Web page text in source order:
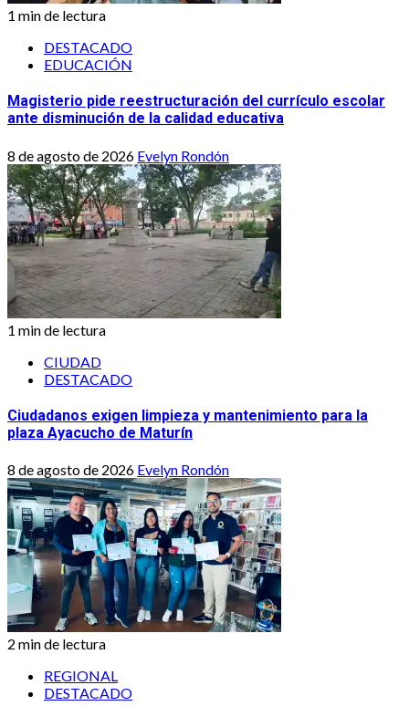
1 min de lectura
DESTACADO
EDUCACIÓN
Magisterio pide reestructuración del currículo escolar
ante disminución de la calidad educativa
8 de agosto de 2026 Evelyn Rondón
1 min de lectura
CIUDAD
DESTACADO
Ciudadanos exigen limpieza y mantenimiento para la
plaza Ayacucho de Maturín
8 de agosto de 2026 Evelyn Rondón
2 min de lectura
REGIONAL
DESTACADO